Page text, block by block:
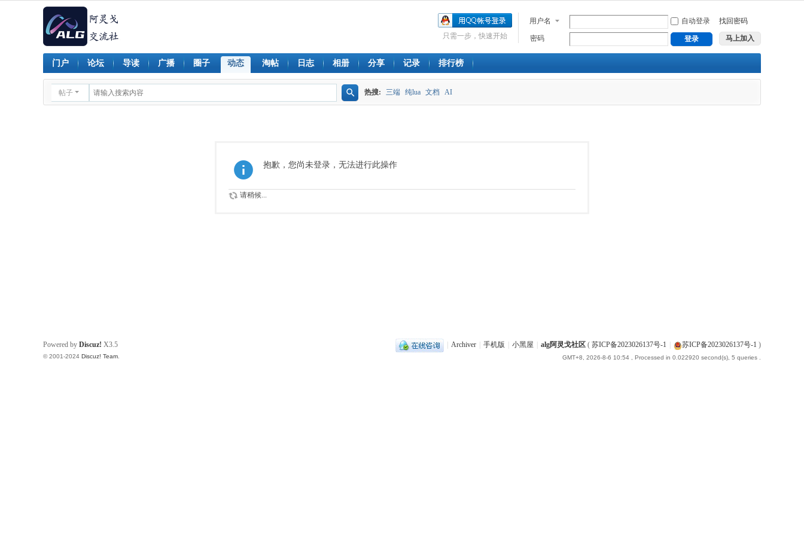
用户名 自动登录 找回密码
密码 登录 马上加入
只需一步，快速开始
门户 论坛 导读 广播 圈子 动态 淘帖 日志 相册 分享 记录 排行榜
帖子 热搜: 三端 纯lua 文档 AI
抱歉，您尚未登录，无法进行此操作
请稍候...
Archiver 手机版 小黑屋 alg阿灵戈社区 ( 苏ICP备2023026137号-1 苏ICP备2023026137号-1 )
GMT+8, 2026-8-6 10:54 , Processed in 0.022920 second(s), 5 queries .
Powered by Discuz! X3.5
© 2001-2024 Discuz! Team